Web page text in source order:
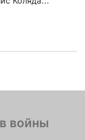
вопросам,
войны